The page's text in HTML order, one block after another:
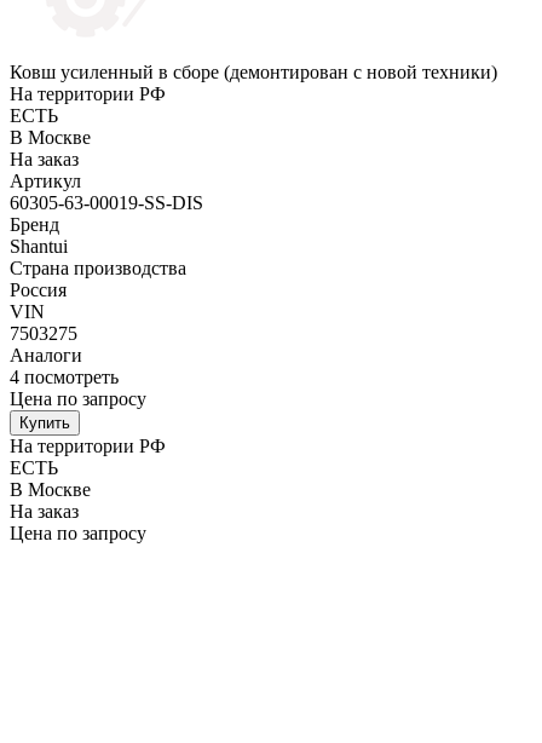
Ковш усиленный в сборе (демонтирован с новой техники)
На территории РФ
ЕСТЬ
В Москве
На заказ
Артикул
60305-63-00019-SS-DIS
Бренд
Shantui
Страна производства
Россия
VIN
7503275
Аналоги
4 посмотреть
Цена по запросу
Купить
На территории РФ
ЕСТЬ
В Москве
На заказ
Цена по запросу